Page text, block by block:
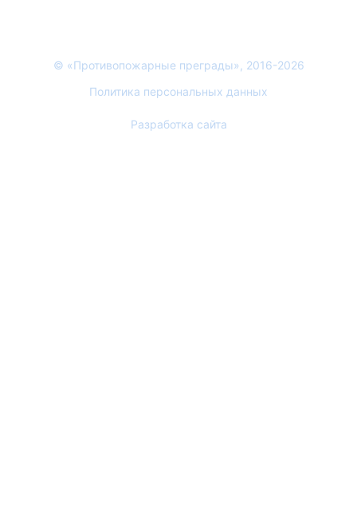
© «Противопожарные преграды», 2016-2026
Политика персональных данных
Разработка сайта